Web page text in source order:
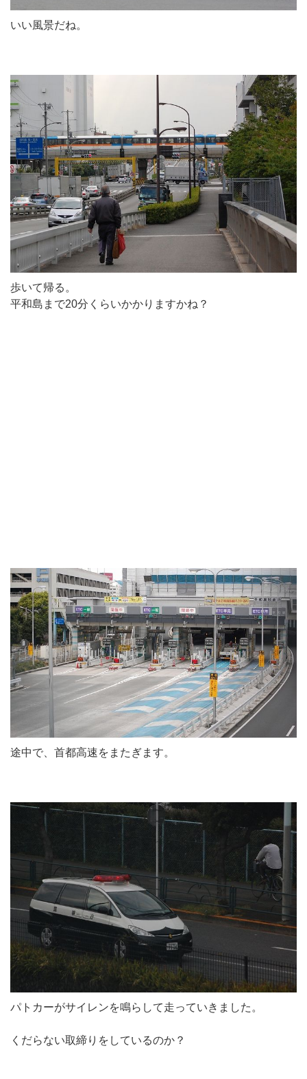
いい風景だね。
歩いて帰る。
平和島まで20分くらいかかりますかね？
途中で、首都高速をまたぎます。
パトカーがサイレンを鳴らして走っていきました。
くだらない取締りをしているのか？